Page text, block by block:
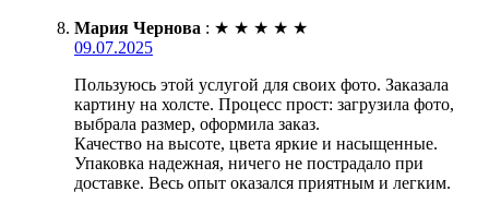
Мария Чернова : ★ ★ ★ ★ ★
09.07.2025
Пользуюсь этой услугой для своих фото. Заказала
картину на холсте. Процесс прост: загрузила фото,
выбрала размер, оформила заказ.
Качество на высоте, цвета яркие и насыщенные.
Упаковка надежная, ничего не пострадало при
доставке. Весь опыт оказался приятным и легким.